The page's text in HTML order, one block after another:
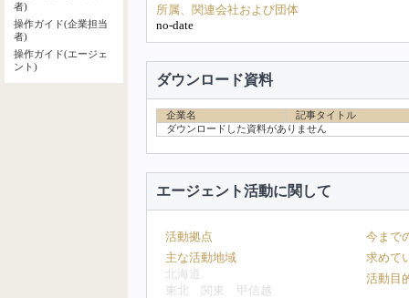
者)
操作ガイド(企業担当
者)
操作ガイド(エージェ
ント)
所属、関連会社および団体
no-date
ダウンロード資料
企業名
記事タイトル
ダウンロードした資料がありません
エージェント活動に関して
活動拠点
主な活動地域
北海道
東北
関東
甲信越
今まで
求めて
活動目